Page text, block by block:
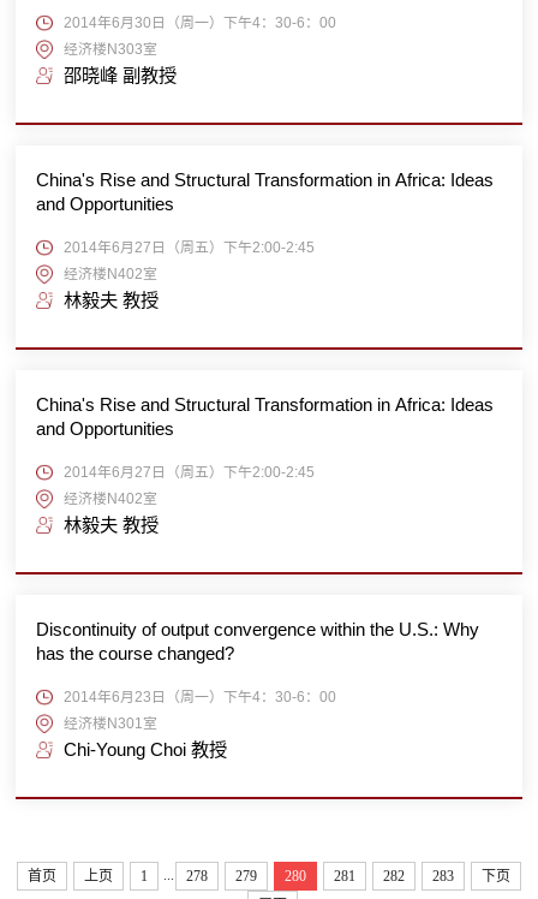
2014年6月30日（周一）下午4：30-6：00
经济楼N303室
邵晓峰 副教授
China's Rise and Structural Transformation in Africa: Ideas
and Opportunities
2014年6月27日（周五）下午2:00-2:45
经济楼N402室
林毅夫 教授
China's Rise and Structural Transformation in Africa: Ideas
and Opportunities
2014年6月27日（周五）下午2:00-2:45
经济楼N402室
林毅夫 教授
Discontinuity of output convergence within the U.S.: Why
has the course changed?
2014年6月23日（周一）下午4：30-6：00
经济楼N301室
Chi-Young Choi 教授
首页 上页 1 ... 278 279 280 281 282 283
下页